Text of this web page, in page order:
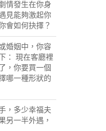
情發生在你身
見能夠激起你
會如何抉擇？
婚姻中，你容
： 現在客廳裡
，你要買一個
哪一種形狀的
，多少幸福夫
另一半外遇，